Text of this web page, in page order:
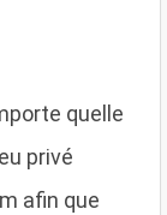
quelle
privé
afin que